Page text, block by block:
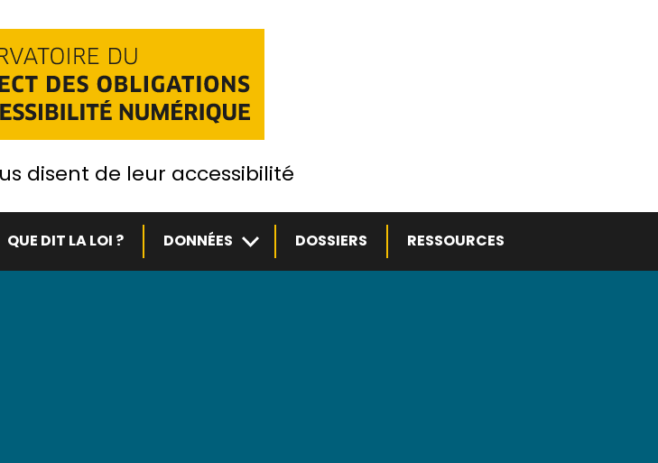
disent de leur accessibilité
QUE DIT LA LOI ? DONNÉES Sous-menuDOSSIERS RESSOURCES